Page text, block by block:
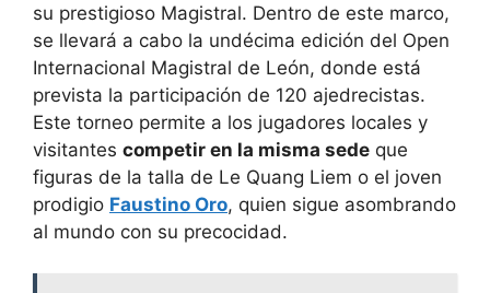
su prestigioso Magistral. Dentro de este marco,
se llevará a cabo la undécima edición del Open
Internacional Magistral de León, donde está
prevista la participación de 120 ajedrecistas.
Este torneo permite a los jugadores locales y
visitantes competir en la misma sede que
figuras de la talla de Le Quang Liem o el joven
prodigio Faustino Oro, quien sigue asombrando
al mundo con su precocidad.